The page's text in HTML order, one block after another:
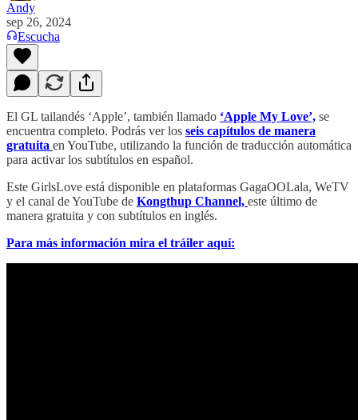
Andy
sep 26, 2024
Escucha
El GL tailandés ‘Apple’, también llamado ‘Apple My Love’, se
encuentra completo. Podrás ver los seis capítulos de manera
gratuita en YouTube, utilizando la función de traducción automática
para activar los subtítulos en español.
Este GirlsLove está disponible en plataformas GagaOOLala, WeTV
y el canal de YouTube de Kongthup Channel, este último de
manera gratuita y con subtítulos en inglés.
Para más información mira el tráiler aquí: